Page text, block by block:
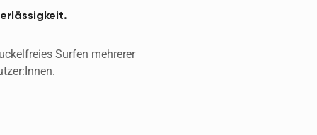
Surfen mehrerer